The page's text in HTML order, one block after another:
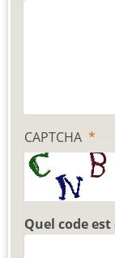
CAPTCHA
Quel code